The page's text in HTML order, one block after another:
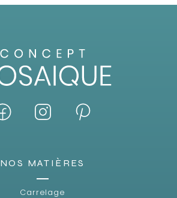
NOS MATIÈRES
Carrelage